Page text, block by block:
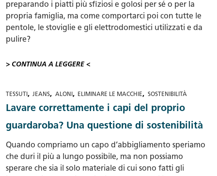
preparando i piatti più sfiziosi e golosi per sé o per la
propria famiglia, ma come comportarci poi con tutte le
pentole, le stoviglie e gli elettrodomestici utilizzati e da
pulire?
> CONTINUA A LEGGERE <
TESSUTI ,JEANS, ALONI , ELIMINARE LE MACCHIE, SOSTENIBILITÀ
Lavare correttamente i capi del proprio
guardaroba? Una questione di sostenibilità
Quando compriamo un capo d’abbigliamento speriamo
che duri il più a lungo possibile, ma non possiamo
sperare che sia il solo materiale di cui sono fatti gli